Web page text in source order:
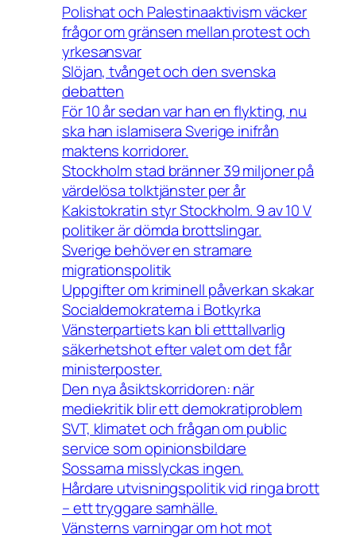
Polishat och Palestinaaktivism väcker
frågor om gränsen mellan protest och
yrkesansvar
Slöjan, tvånget och den svenska
debatten
För 10 år sedan var han en flykting, nu
ska han islamisera Sverige inifrån
maktens korridorer.
Stockholm stad bränner 39 miljoner på
värdelösa tolktjänster per år
Kakistokratin styr Stockholm. 9 av 10 V
politiker är dömda brottslingar.
Sverige behöver en stramare
migrationspolitik
Uppgifter om kriminell påverkan skakar
Socialdemokraterna i Botkyrka
Vänsterpartiets kan bli etttallvarlig
säkerhetshot efter valet om det får
ministerposter.
Den nya åsiktskorridoren: när
mediekritik blir ett demokratiproblem
SVT, klimatet och frågan om public
service som opinionsbildare
Sossarna misslyckas ingen.
Hårdare utvisningspolitik vid ringa brott
– ett tryggare samhälle.
Vänsterns varningar om hot mot